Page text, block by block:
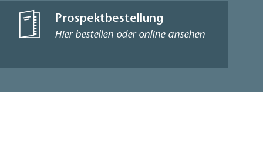
Prospektbestellung
Hier bestellen oder online ansehen